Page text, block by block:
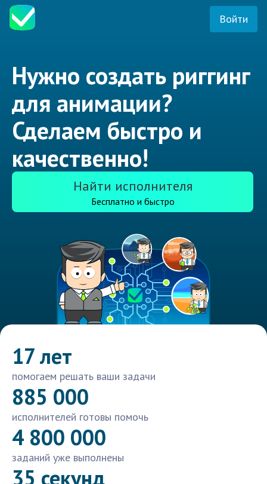
Войти
Нужно создать риггинг
для анимации?
Сделаем быстро и
качественно!
Найти исполнителя
Бесплатно и быстро
17 лет
помогаем решать ваши задачи
885 000
исполнителей готовы помочь
4 800 000
заданий уже выполнены
35 секунд